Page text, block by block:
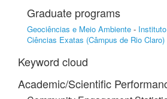
Graduate programs
Geociências e Meio Ambiente -
Ciências Exatas (Câmpus de Rio Claro)
Keyword cloud
Academic/Scientific